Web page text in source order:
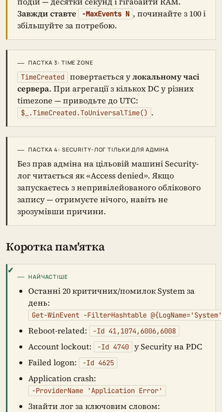
Завжди ставте
-MaxEvents N , починайте з 100 і
збільшуйте за потребою.
ПАСТКА 3: TIME ZONE
TimeCreated повертається улокальному часі
сервера. При агрегації з кількох DC у різних
timezone — приводьте до UTC:
$_.TimeCreated.ToUniversalTime() .
ПАСТКА 4: SECURITY-ЛОГ ТІЛЬКИ ДЛЯ АДМІНА
Без прав адміна на цільовій машині Security-
лог читається як «Access denied». Якщо
запускаєтесь з непривілейованого облікового
запису — отримуєте нічого, навіть не
зрозумівши причини.
Коротка пам'ятка
НАЙЧАСТІШЕ
Останні 20 критичних/помилок System за
день:
Get-WinEvent -FilterHashtable
Reboot-related: -Id 41,1074,6006,6008
Account lockout: -Id 4740
у Security на PDC
Failed logon:
-Id 4625
Application crash:
-ProviderName 'Application Error'
Знайти лог за ключовим словом: